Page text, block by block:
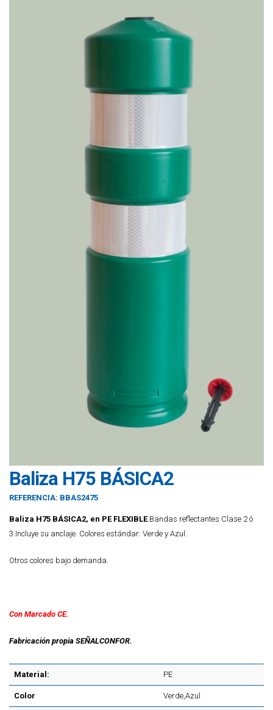
Baliza H75 BÁSICA2
REFERENCIA: BBAS2475
Baliza H75 BÁSICA2, en PE FLEXIBLE.Bandas reflectantes Clase 2 ó
3.Incluye su anclaje. Colores estándar: Verde y Azul.
Otros colores bajo demanda.
Con Marcado CE.
Fabricación propia SEÑALCONFOR.
Material: PE
Color Verde,Azul